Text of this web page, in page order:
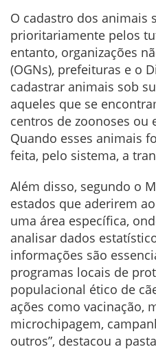
O cadastro dos animais
prioritariamente pelos
entanto, organizações
(OGNs), prefeituras e o
cadastrar animais sob
aqueles que se
centros de zoonoses ou
Quando esses animais
feita, pelo sistema, a
Além disso, segundo o
estados que aderirem
uma área específica,
analisar dados
informações são
programas locais de
populacional ético de
ações como vacinação,
microchipagem,
outros”, destacou a